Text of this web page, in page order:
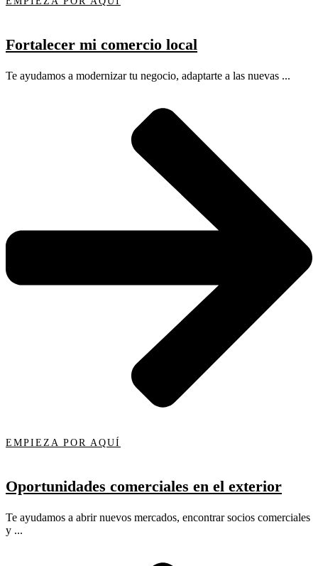
Fortalecer mi comercio local
Te ayudamos a modernizar tu negocio, adaptarte a las nuevas ...
EMPIEZA POR AQUÍ
Oportunidades comerciales en el exterior
Te ayudamos a abrir nuevos mercados, encontrar socios comerciales
y ...